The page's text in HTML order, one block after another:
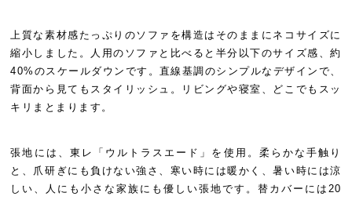
上質な素材感たっぷりのソファを構造はそのままにネコサイズに
縮小しました。人用のソファと比べると半分以下のサイズ感、約
40%のスケールダウンです。直線基調のシンプルなデザインで、
背面から見てもスタイリッシュ。リビングや寝室、どこでもスッ
キリまとまります。
張地には、東レ「ウルトラスエード」を使用。柔らかな手触り
と、爪研ぎにも負けない強さ、寒い時には暖かく、暑い時には涼
しい、人にも小さな家族にも優しい張地です。替カバーには20